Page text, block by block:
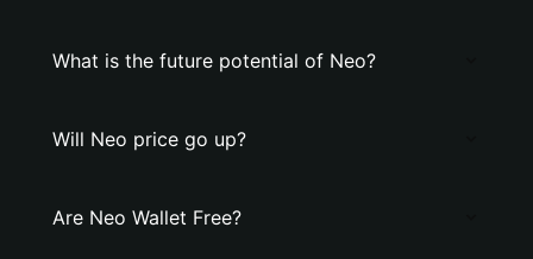
What is the future potential of Neo?
Will Neo price go up?
Are Neo Wallet Free?